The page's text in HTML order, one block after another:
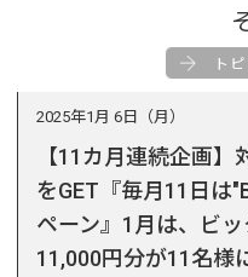
ト
2025年1月 6日（月）
【11カ月連続企画
をGET『毎月11日は
ペーン』1月は、ビ
11,000円分が11名様